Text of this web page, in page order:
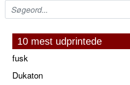
10 mest udprintede
fusk
Dukaton